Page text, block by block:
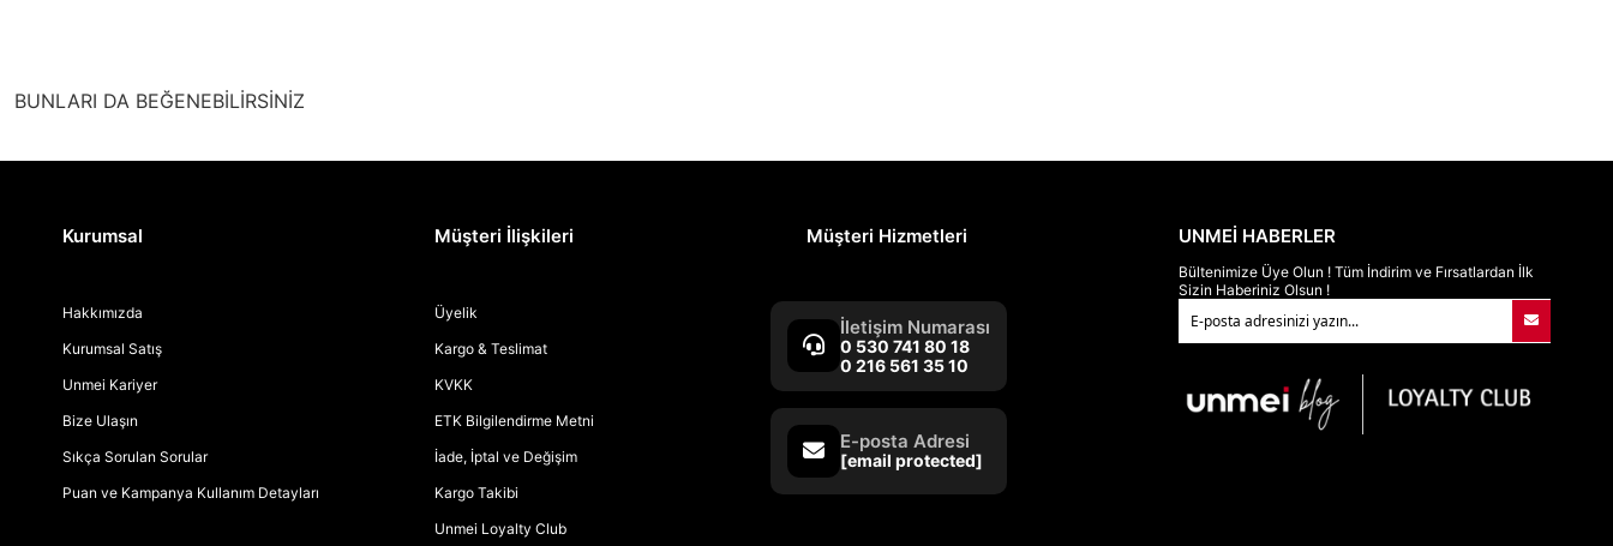
BUNLARI DA BEĞENEBİLİRSİNİZ
Kurumsal
Hakkımızda
Kurumsal Satış
Unmei Kariyer
Bize Ulaşın
Sıkça Sorulan Sorular
Puan ve Kampanya Kullanım Detayları
Müşteri İlişkileri
Üyelik
Kargo & Teslimat
KVKK
ETK Bilgilendirme Metni
İade, İptal ve Değişim
Kargo Takibi
Unmei Loyalty Club
Müşteri Hizmetleri
İletişim Numarası
0 530 741 80 18
0 216 561 35 10
E-posta Adresi
[email protected]
UNMEİ HABERLER
Bültenimize Üye Olun ! Tüm İndirim ve Fırsatlardan İlk
Sizin Haberiniz Olsun !